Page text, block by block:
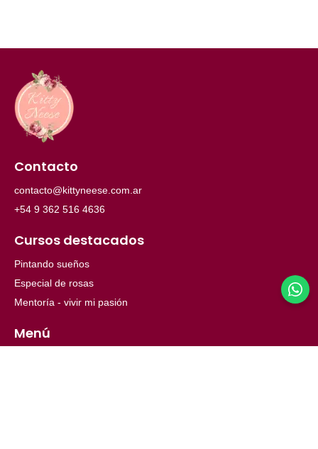
Contacto
contacto@kittyneese.com.ar
+54 9 362 516 4636
Cursos destacados
Pintando sueños
Especial de rosas
Mentoría - vivir mi pasión
Menú